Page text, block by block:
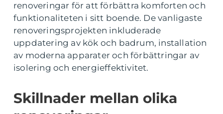
renoveringar för att förbättra komforten och
funktionaliteten i sitt boende. De vanligaste
renoveringsprojekten inkluderade
uppdatering av kök och badrum, installation
av moderna apparater och förbättringar av
isolering och energieffektivitet.
Skillnader mellan olika